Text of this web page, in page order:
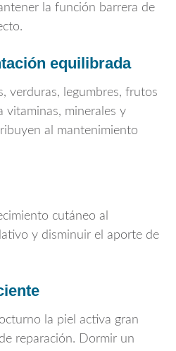
la función barrera de
equilibrada
verduras, legumbres, frutos
vitaminas, minerales y
al mantenimiento
cutáneo al
y disminuir el aporte de
la piel activa gran
reparación. Dormir un